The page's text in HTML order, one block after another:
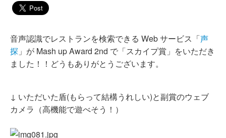
音声認識でレストランを検索できる Web サービス「声
探 」が Mash up Award 2nd で「スカイプ賞」をいただき
ました！！どうもありがとうございます。
↓ いただいた盾(もらって結構うれしい)と副賞のウェブ
カメラ（高機能で遊べそう！）